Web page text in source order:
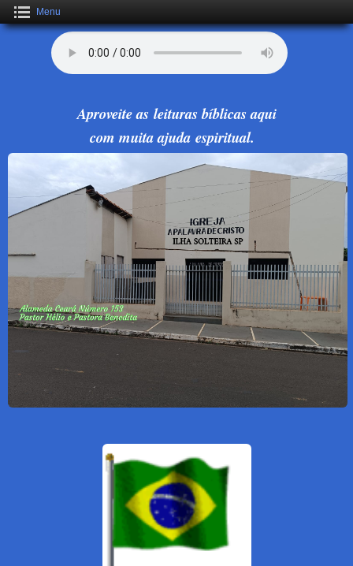
Menu
Aproveite as leituras bíblicas aqui
com muita ajuda espiritual.